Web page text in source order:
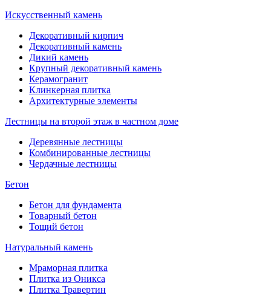
Искусственный камень
Декоративный кирпич
Декоративный камень
Дикий камень
Крупный декоративный камень
Керамогранит
Клинкерная плитка
Архитектурные элементы
Лестницы на второй этаж в частном доме
Деревянные лестницы
Комбинированные лестницы
Чердачные лестницы
Бетон
Бетон для фундамента
Товарный бетон
Тощий бетон
Натуральный камень
Мраморная плитка
Плитка из Оникса
Плитка Травертин